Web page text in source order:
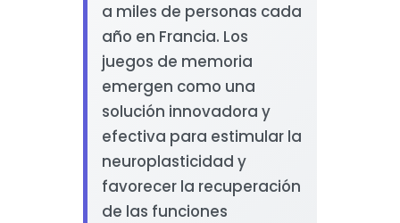
a miles de personas cada
año en Francia. Los
juegos de memoria
emergen como una
solución innovadora y
efectiva para estimular la
neuroplasticidad y
favorecer la recuperación
de las funciones